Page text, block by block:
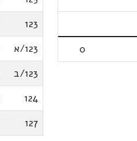
0
123
123/א
123/ב
124
127